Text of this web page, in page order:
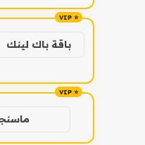
باقة باك لينك